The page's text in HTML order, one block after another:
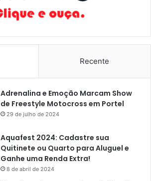
Recente
Adrenalina e Emoção Marcam Show
de Freestyle Motocross em Portel
29 de julho de 2024
Aquafest 2024: Cadastre sua
Quitinete ou Quarto para Aluguel e
Ganhe uma Renda Extra!
8 de abril de 2024